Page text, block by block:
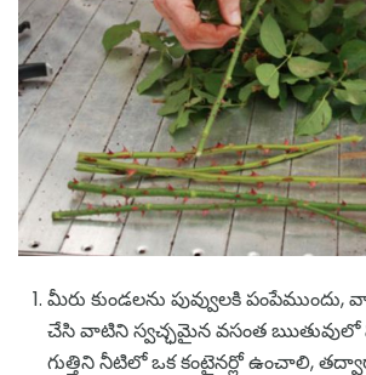
మీరు కుండలను పువ్వులకి
చేసి వాటిని స్వచ్ఛమైన వసంత ఋతువులో
గుత్తిని నీటిలో ఒక కంటైనర్లో ఉంచాలి,